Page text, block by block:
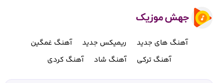
آهنگ های جدید ریمیکس جدید
آهنگ غمگین
آهنگ ترکی
آهنگ شاد آهنگ کردی